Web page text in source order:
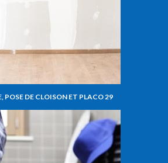
POSE DE CLOISON ET PLACO 29